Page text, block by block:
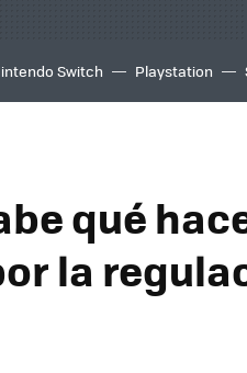
Switch Playstation
qué
la